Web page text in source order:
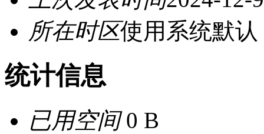
所在时区使用系统默认
统计信息
已用空间0 B